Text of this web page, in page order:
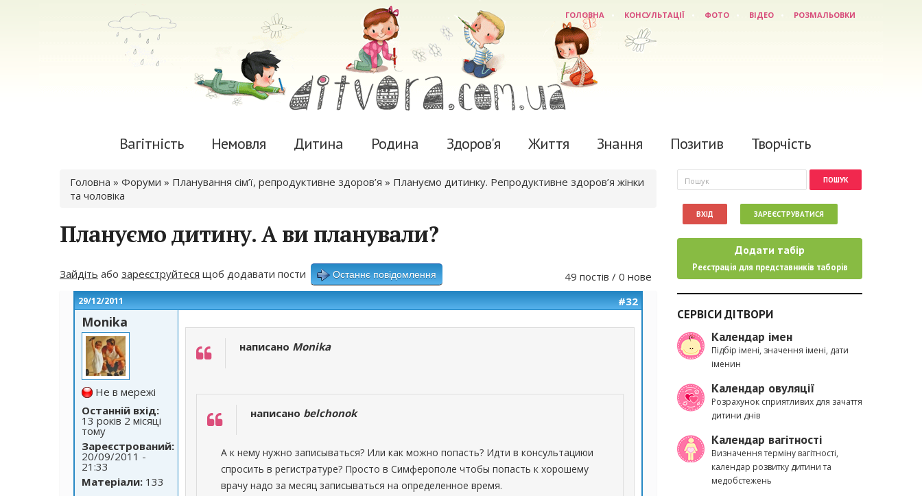
ГОЛОВНА КОНСУЛЬТАЦІЇ ФОТО ВІДЕО РОЗМАЛЬОВКИ
Вагітність Немовля Дитина Родина Здоров'я Життя Знання Позитив Творчість
Ви є тут
Головна » Форуми » Планування сім’ї, репродуктивне здоров’я » Плануємо дитинку. Репродуктивне здоров’я жінки
та чоловіка
Плануємо дитину. А ви планували?
49 постів / 0 нове
Зайдіть або зареєструйтеся щоб додавати пости Останнє повідомлення
29/12/2011 #32
Monika
Не в мережі
Останній вхід:
13 років 2 місяці
тому
Зареєстрований:
20/09/2011 -
21:33
Матеріали: 133
написано Monika
написано belchonok
А к нему нужно записываться? Или как можно попасть? Идти в консультациюи
спросить в регистратуре? Просто в Симферополе чтобы попасть к хорошему
врачу надо за месяц записываться на определенное время.
Пошукова форма
Пошук
ВХІД ЗАРЕЄСТРУВАТИСЯ
Додати табір
Реєстрація для представників таборів
СЕРВІСИ ДІТВОРИ
Календар імен
Підбір імені, значення імені, дати
іменин
Календар овуляції
Розрахунок сприятливих для зачаття
дитини днів
Календар вагітності
Визначення терміну вагітності,
календар розвитку дитини та
медобстежень